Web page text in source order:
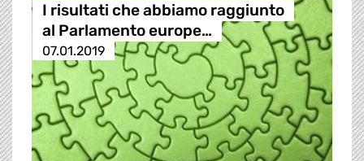
I risultati che abbiamo raggiunto
al Parlamento europe…
07.01.2019